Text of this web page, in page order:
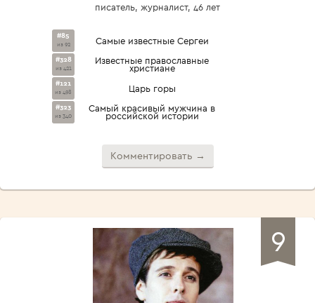
писатель, журналист, 46 лет
#85
из 92 Самые известные Сергеи
#328
из 421
Известные православные
христиане
#121
из 498 Царь горы
#323
из 340
Самый красивый мужчина в
российской истории
Комментировать →
9